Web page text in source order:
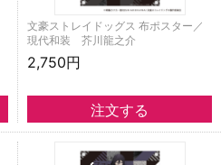
文豪ストレイドッグス 布ポスター／
現代和装 芥川龍之介
2,750円